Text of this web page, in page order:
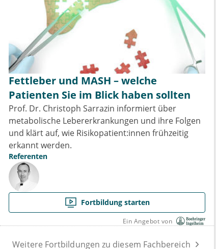
Fettleber und MASH – welche
Patienten Sie im Blick haben sollten
Prof. Dr. Christoph Sarrazin informiert über
metabolische Lebererkrankungen und ihre Folgen
und klärt auf, wie Risikopatient:innen frühzeitig
erkannt werden.
Referenten
Fortbildung starten
Ein Angebot von
Weitere Fortbildungen zu diesem Fachbereich